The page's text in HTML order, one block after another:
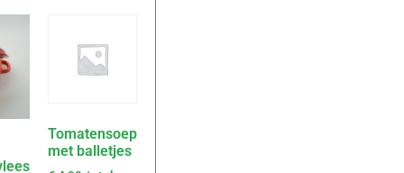
Tomatensoep
met balletjes